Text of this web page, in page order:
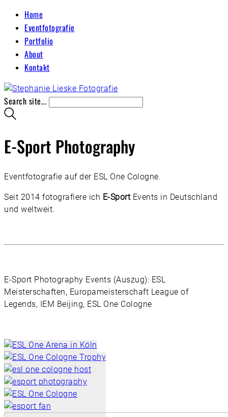
Home
Eventfotografie
Portfolio
About
Kontakt
Search site...
E-Sport Photography
Eventfotografie auf der ESL One Cologne.
Seit 2014 fotografiere ich E-SportEvents in Deutschland
und weltweit.
E-Sport Photography Events (Auszug): ESL
Meisterschaften, Europameisterschaft League of
Legends, IEM Beijing, ESL One Cologne